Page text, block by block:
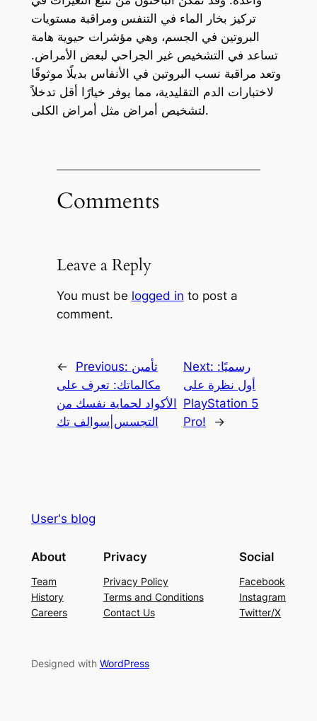
تركيز بخار الماء في التنفس ومراقبة مستويات
البروتين في الجسم، وهي مؤشرات حيوية هامة
تساعد في التشخيص غير الجراحي لبعض الأمراض.
وتعد مراقبة نسب البروتين في الأنفاس بديلًا موثوقًا
لاختبارات الدم التقليدية، مما يوفر خيارًا أقل تدخلاً
لتشخيص أمراض مثل أمراض الكلى.
Comments
Leave a Reply
You must be logged in to post a
comment.
← Previous: تأمين
مكالماتك: تعرف على
الأكواد لحماية نفسك من
التجسس|سوالف تك
Next: رسميًا:
أول نظرة على
PlayStation 5
Pro!
→
User's blog
About
Team
History
Careers
Privacy
Privacy Policy
Terms and Conditions
Contact Us
Social
Facebook
Instagram
Twitter/X
Designed with WordPress